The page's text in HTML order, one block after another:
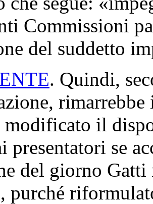
Commissioni
del suddetto
. Quindi,
rimarrebbe
modificato il
presentatori se
del giorno
purché